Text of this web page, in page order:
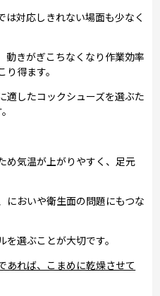
は対応しきれない場面も少なく
動きがぎこちなくなり作業効率
得ます。
適したコックシューズを選ぶた
め気温が上がりやすく、足元
においや衛生面の問題にもつな
選ぶことが大切です。
あれば、こまめに乾燥させて